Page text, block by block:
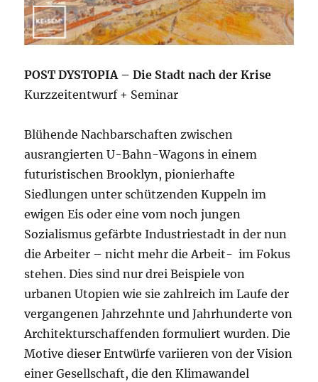
POST DYSTOPIA – Die Stadt nach der Krise
Kurzzeitentwurf + Seminar
Blühende Nachbarschaften zwischen
ausrangierten U-Bahn-Wagons in einem
futuristischen Brooklyn, pionierhafte
Siedlungen unter schützenden Kuppeln im
ewigen Eis oder eine vom noch jungen
Sozialismus gefärbte Industriestadt in der nun
die Arbeiter – nicht mehr die Arbeit- im Fokus
stehen. Dies sind nur drei Beispiele von
urbanen Utopien wie sie zahlreich im Laufe der
vergangenen Jahrzehnte und Jahrhunderte von
Architekturschaffenden formuliert wurden. Die
Motive dieser Entwürfe variieren von der Vision
einer Gesellschaft, die den Klimawandel